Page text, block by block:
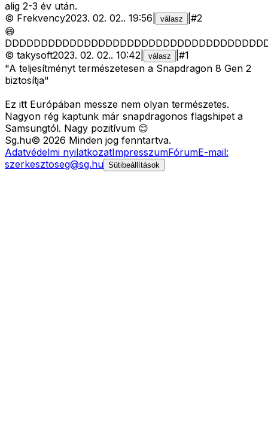
alig 2-3 év után.
© Frekvency2023. 02. 02.. 19:56 válasz #2
😄
© takysoft2023. 02. 02.. 10:42 válasz #1
"A teljesítményt természetesen a Snapdragon 8 Gen 2
biztosítja"
Ez itt Európában messze nem olyan természetes.
Nagyon rég kaptunk már snapdragonos flagshipet a
Samsungtól. Nagy pozitívum 😊
Sg.hu© 2026 Minden jog fenntartva.
Adatvédelmi nyilatkozatImpresszumFórumE-mail:
szerkesztoseg@sg.hu Sütibeállítások